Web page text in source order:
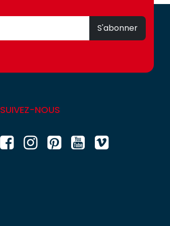
S'abonner
SUIVEZ-NOUS